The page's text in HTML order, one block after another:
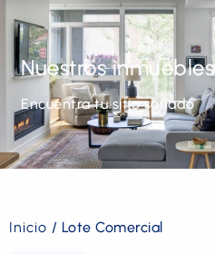
Nuestros inmuebles
Encuentra tu sitio soñado
Inicio / Lote Comercial